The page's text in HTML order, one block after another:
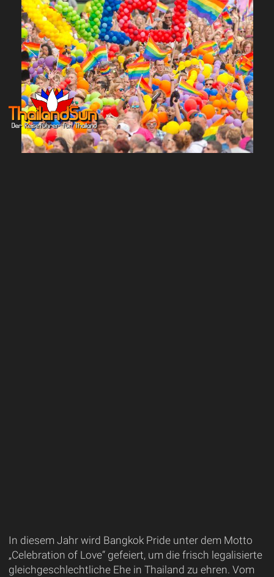
In diesem Jahr wird Bangkok Pride unter dem Motto
„Celebration of Love“ gefeiert, um die frisch legalisierte
gleichgeschlechtliche Ehe in Thailand zu ehren. Vom